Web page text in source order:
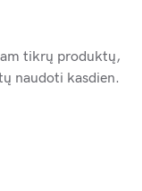
tikrų produktų,
naudoti kasdien.